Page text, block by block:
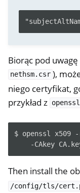
Biorąc pod
nethsm.csr ),
niego certyfikat,
przykład z openssl
$ openssl x509 -
-CAkey
Then install the
/config/tls/